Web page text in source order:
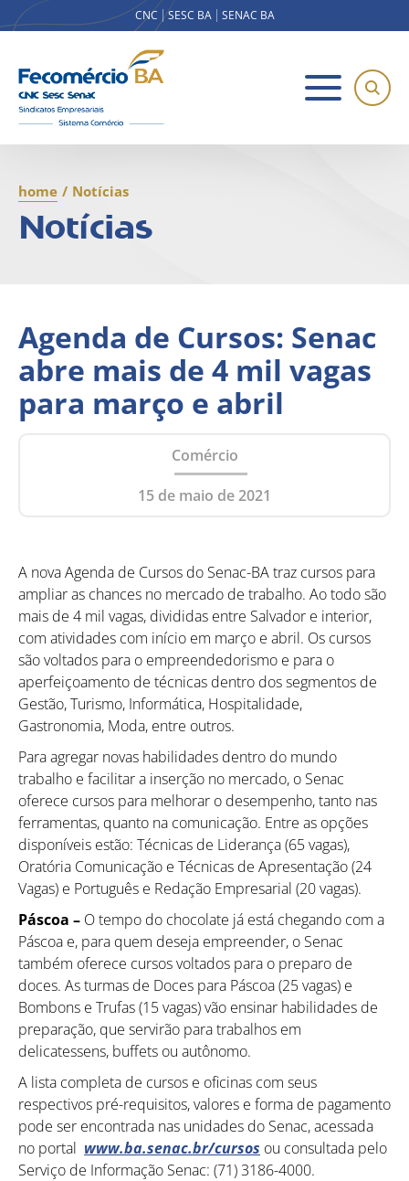
CNC SESC BA SENAC BA
home / Notícias
Notícias
Agenda de Cursos: Senac
abre mais de 4 mil vagas
para março e abril
Comércio
15 de maio de 2021
A nova Agenda de Cursos do Senac-BA traz cursos para
ampliar as chances no mercado de trabalho. Ao todo são
mais de 4 mil vagas, divididas entre Salvador e interior,
com atividades com início em março e abril. Os cursos
são voltados para o empreendedorismo e para o
aperfeiçoamento de técnicas dentro dos segmentos de
Gestão, Turismo, Informática, Hospitalidade,
Gastronomia, Moda, entre outros.
Para agregar novas habilidades dentro do mundo
trabalho e facilitar a inserção no mercado, o Senac
oferece cursos para melhorar o desempenho, tanto nas
ferramentas, quanto na comunicação. Entre as opções
disponíveis estão: Técnicas de Liderança (65 vagas),
Oratória Comunicação e Técnicas de Apresentação (24
Vagas) e Português e Redação Empresarial (20 vagas).
Páscoa – O tempo do chocolate já está chegando com a
Páscoa e, para quem deseja empreender, o Senac
também oferece cursos voltados para o preparo de
doces. As turmas de Doces para Páscoa (25 vagas) e
Bombons e Trufas (15 vagas) vão ensinar habilidades de
preparação, que servirão para trabalhos em
delicatessens, buffets ou autônomo.
A lista completa de cursos e oficinas com seus
respectivos pré-requisitos, valores e forma de pagamento
pode ser encontrada nas unidades do Senac, acessada
no portal www.ba.senac.br/cursos ou consultada pelo
Serviço de Informação Senac: (71) 3186-4000.